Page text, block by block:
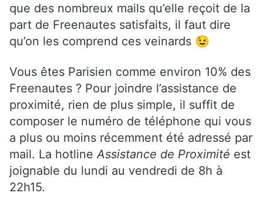
que des nombreux mails qu’elle reçoit de la
part de Freenautes satisfaits, il faut dire
qu’on les comprend ces veinards 😉
Vous êtes Parisien comme environ 10% des
Freenautes ? Pour joindre l’assistance de
proximité, rien de plus simple, il suffit de
composer le numéro de téléphone qui vous
a plus ou moins récemment été adressé par
mail. La hotlineAssistance de Proximité est
joignable du lundi au vendredi de 8h à
22h15.